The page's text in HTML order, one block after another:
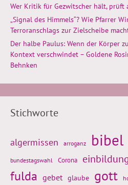
Wer Kritik für Gezwitscher hält, prüft
„Signal des Himmels“? Wie Pfarrer
Terroranschlags zur Zielscheibe
Der halbe Paulus: Wenn der Körper
Kontext verschwindet – Goldene
Behnken
Stichworte
algermissen arroganz bibel
bundestagswahl Corona
fulda gebet glaube gott